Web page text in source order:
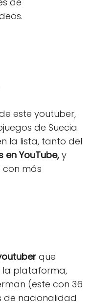
este youtuber,
de Suecia.
la lista, tanto del
en YouTube, y
con más
que
la plataforma,
(este con 36
de nacionalidad